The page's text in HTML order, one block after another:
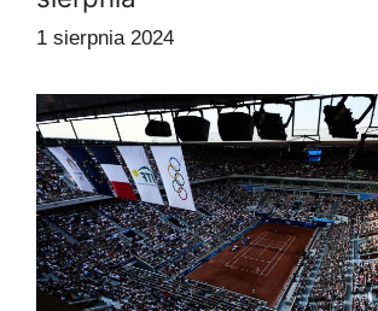
1 sierpnia 2024